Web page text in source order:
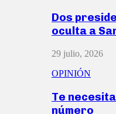
Dos
oculta a
29 julio, 2026
OPINIÓN
Te
número